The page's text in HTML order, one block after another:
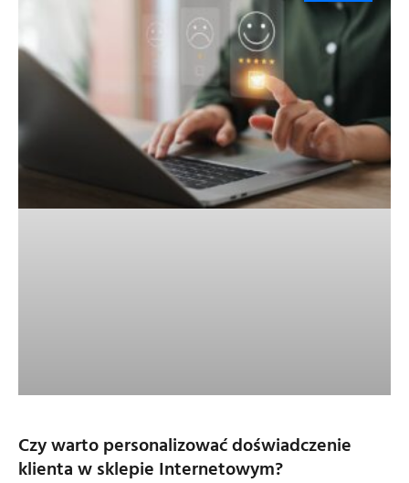
Czy warto personalizować doświadczenie
klienta w sklepie Internetowym?